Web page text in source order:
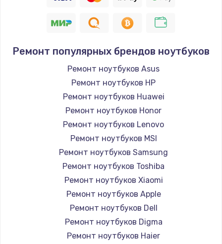
Ремонт популярных брендов ноутбуков
Ремонт ноутбуков Asus
Ремонт ноутбуков HP
Ремонт ноутбуков Huawei
Ремонт ноутбуков Honor
Ремонт ноутбуков Lenovo
Ремонт ноутбуков MSI
Ремонт ноутбуков Samsung
Ремонт ноутбуков Toshiba
Ремонт ноутбуков Xiaomi
Ремонт ноутбуков Apple
Ремонт ноутбуков Dell
Ремонт ноутбуков Digma
Ремонт ноутбуков Haier